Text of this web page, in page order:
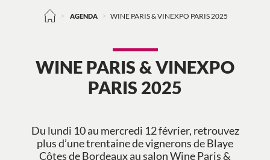
> AGENDA > WINE PARIS & VINEXPO PARIS 2025
WINE PARIS & VINEXPO
PARIS 2025
Du lundi 10 au mercredi 12 février, retrouvez
plus d’une trentaine de vignerons de Blaye
Côtes de Bordeaux au salon Wine Paris &